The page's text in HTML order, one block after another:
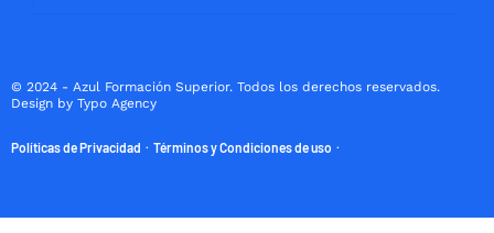
© 2024 - Azul Formación Superior. Todos los derechos reservados.
Design by Typo Agency
Políticas de Privacidad · Términos y Condiciones de uso ·